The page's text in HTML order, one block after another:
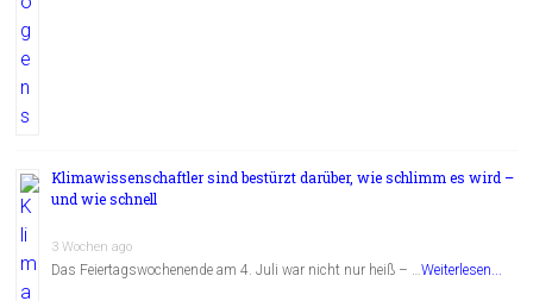
Klimawissenschaftler sind bestürzt darüber, wie schlimm es wird –
und wie schnell
3 Wochen ago
Das Feiertagswochenende am 4. Juli war nicht nur heiß – …Weiterlesen...